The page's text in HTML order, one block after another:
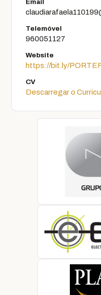
Email
Telemóvel
960051127
Website
https://bit.ly/
CV
Descarregar o